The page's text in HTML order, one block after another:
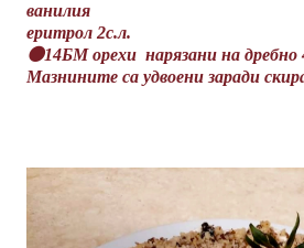
ванилия
еритрол 2с.л.
🟠14БМ орехи нарязани на дребно
Мазнините са удвоени заради